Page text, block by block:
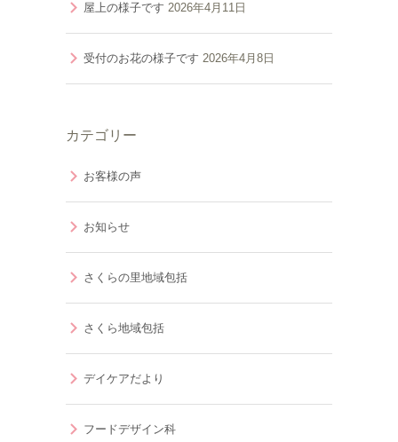
屋上の様子です 2026年4月11日
受付のお花の様子です 2026年4月8日
カテゴリー
お客様の声
お知らせ
さくらの里地域包括
さくら地域包括
デイケアだより
フードデザイン科